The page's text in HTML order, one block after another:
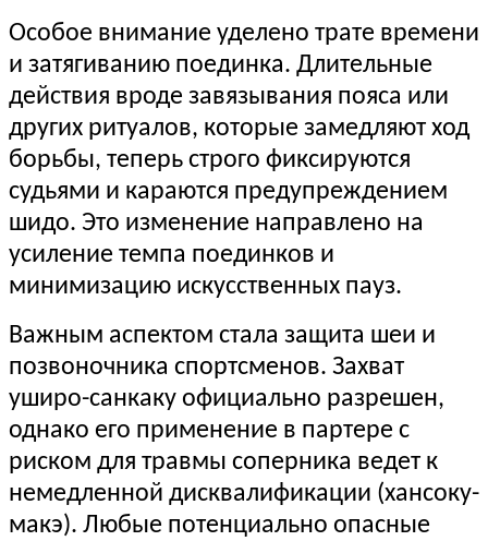
Особое внимание уделено трате времени
и затягиванию поединка. Длительные
действия вроде завязывания пояса или
других ритуалов, которые замедляют ход
борьбы, теперь строго фиксируются
судьями и караются предупреждением
шидо. Это изменение направлено на
усиление темпа поединков и
минимизацию искусственных пауз.
Важным аспектом стала защита шеи и
позвоночника спортсменов. Захват
уширо-санкаку официально разрешен,
однако его применение в партере с
риском для травмы соперника ведет к
немедленной дисквалификации (хансоку-
макэ). Любые потенциально опасные